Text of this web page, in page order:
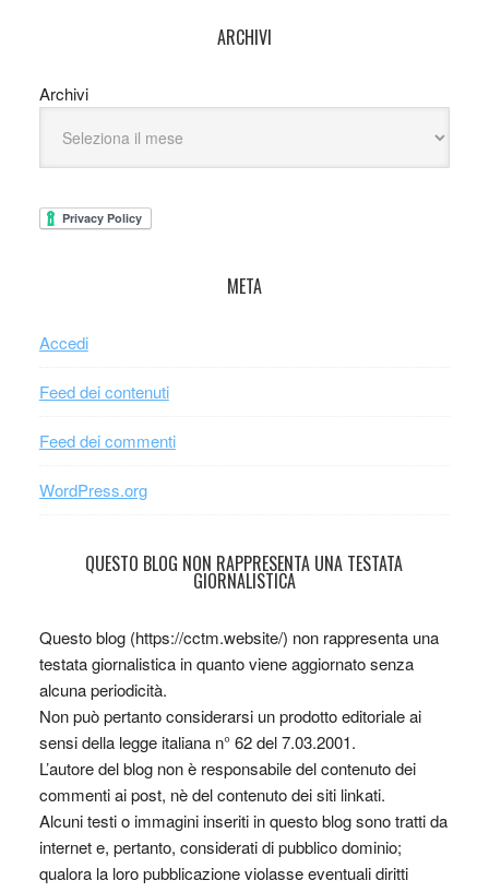
ARCHIVI
Archivi
META
Accedi
Feed dei contenuti
Feed dei commenti
WordPress.org
QUESTO BLOG NON RAPPRESENTA UNA TESTATA
GIORNALISTICA
Questo blog (https://cctm.website/) non rappresenta una
testata giornalistica in quanto viene aggiornato senza
alcuna periodicità.
Non può pertanto considerarsi un prodotto editoriale ai
sensi della legge italiana n° 62 del 7.03.2001.
L’autore del blog non è responsabile del contenuto dei
commenti ai post, nè del contenuto dei siti linkati.
Alcuni testi o immagini inseriti in questo blog sono tratti da
internet e, pertanto, considerati di pubblico dominio;
qualora la loro pubblicazione violasse eventuali diritti